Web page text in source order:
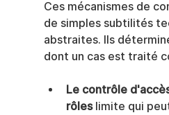
Ces mécanismes de
de simples subtilités
abstraites. Ils
dont un cas est traité
Le contrôle
rôles limite qui